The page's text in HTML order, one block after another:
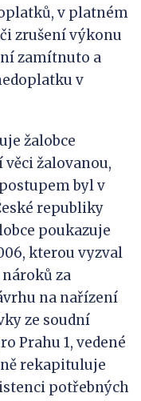
v platném
zrušení výkonu
zamítnuto a
v
žalobce
žalovanou,
byl v
republiky
poukazuje
kterou vyzval
nároků za
na nařízení
ze soudní
Prahu 1, vedené
rekapituluje
potřebných